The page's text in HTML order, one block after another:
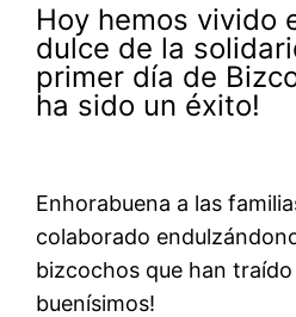
Hoy hemos vivido
dulce de la
primer día de
ha sido un éxito!
Enhorabuena a las
colaborado
bizcochos que han traído
buenísimos!